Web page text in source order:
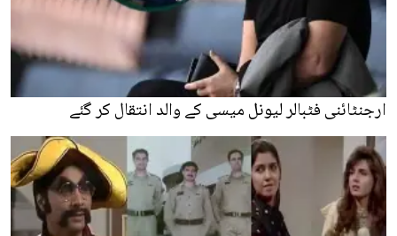
ارجنٹائنی فٹبالر لیونل میسی کے والد انتقال کر گئے